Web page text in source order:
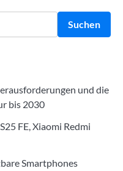
Suchen
und die
bis 2030
FE, Xiaomi Redmi
Smartphones